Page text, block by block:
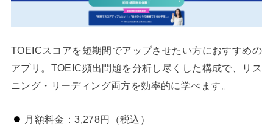
TOEICスコアを短期間でアップさせたい方におすすめの
アプリ。TOEIC頻出問題を分析し尽くした構成で、リス
ニング・リーディング両方を効率的に学べます。
月額料金：3,278円（税込）